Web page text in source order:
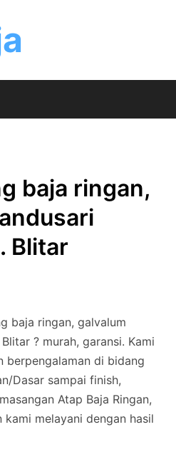
baja ringan,
Blitar
baja ringan, galvalum
? murah, garansi. Kami
berpengalaman di bidang
Dasar sampai finish,
Atap Baja Ringan,
kami melayani dengan hasil